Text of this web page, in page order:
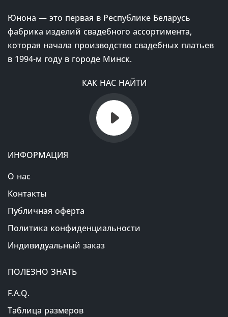
Юнона — это первая в Республике Беларусь
фабрика изделий свадебного ассортимента,
которая начала производство свадебных платьев
в 1994-м году в городе Минск.
КАК НАС НАЙТИ
ИНФОРМАЦИЯ
О нас
Контакты
Публичная оферта
Политика конфиденциальности
Индивидуальный заказ
ПОЛЕЗНО ЗНАТЬ
F.A.Q.
Таблица размеров